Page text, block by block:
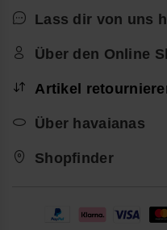
Lass dir von uns
Über den Online
Artikel
Über havaianas
Shopfinder